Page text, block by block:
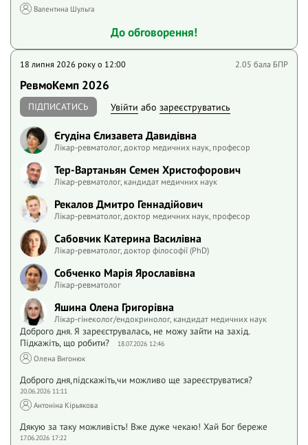
Валентина Шульга
До обговорення!
18 липня 2026 року o 12:00 2.05 бала БПР
РевмоКемп 2026
ПІДПИСАТИСЬ Увійти або зареєструватись
Єгудіна Єлизавета Давидівна
Лікар-ревматолог, доктор медичних наук, професор
Тер-Вартаньян Семен Христофорович
Лікар-ревматолог, кандидат медичних наук
Рекалов Дмитро Геннадійович
Лікар-ревматолог, доктор медичних наук, професор
Сабовчик Катерина Василівна
Лікар-ревматолог, доктор філософії (PhD)
Собченко Марія Ярославівна
Лікар-ревматолог
Яшина Олена Григорівна
Лікар-гінеколог/ендокринолог, кандидат медичних наук
Доброго дня. Я зареєструвалась, не можу зайти на захід.
Підкажіть, що робити?
18.07.2026 12:46
Олена Вигонюк
Доброго дня,підскажіть,чи можливо ще зареєструватися?
20.06.2026 11:11
Антоніна Кірьякова
Дякую за таку можливість! Вже дуже чекаю! Хай Бог береже
17.06.2026 17:22